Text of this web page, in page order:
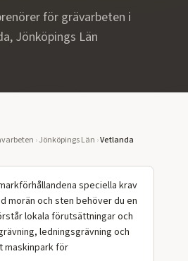
för grävarbeten i
, Jönköpings Län
›Jönköpings Län ›Vetlanda
speciella krav
morän och sten behöver du en
lokala förutsättningar och
ledningsgrävning och
maskinpark för